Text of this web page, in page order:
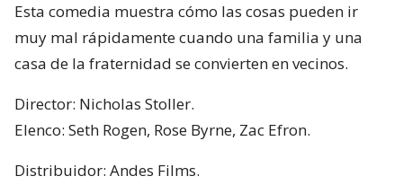
Esta comedia muestra cómo las cosas pueden ir
muy mal rápidamente cuando una familia y una
casa de la fraternidad se convierten en vecinos.
Director: Nicholas Stoller.
Elenco: Seth Rogen, Rose Byrne, Zac Efron.
Distribuidor: Andes Films.